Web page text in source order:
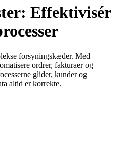
Effektivisér
forsyningskæder. Med
ordrer, fakturaer og
glider, kunder og
altid er korrekte.